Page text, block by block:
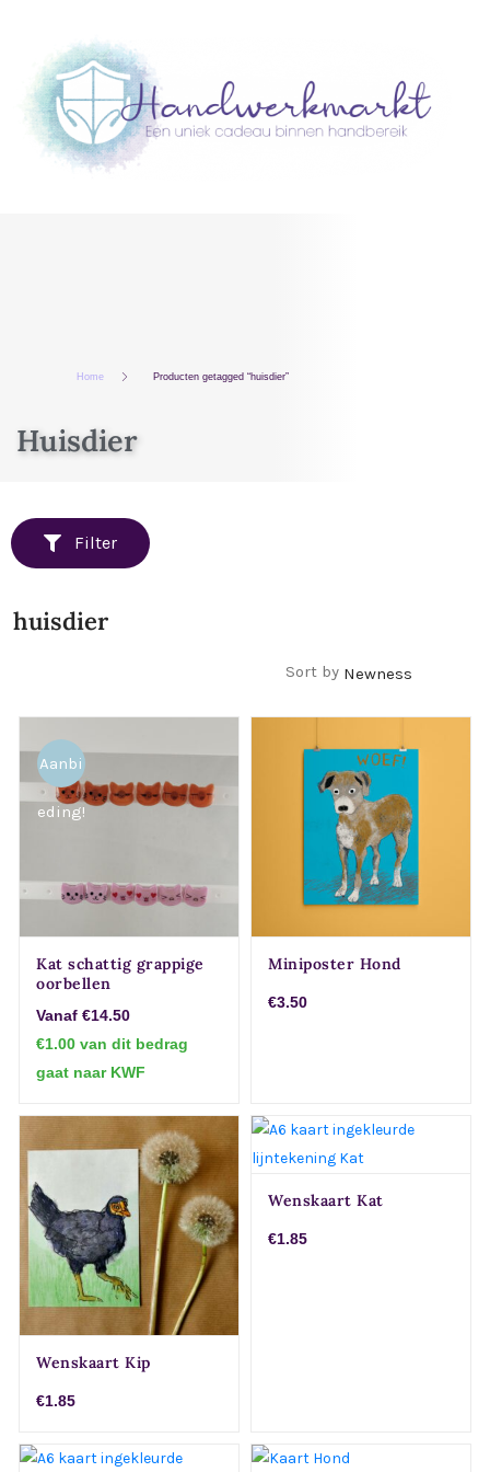
Home Producten getagged “huisdier”
Huisdier
Filter
huisdier
Sort by
Aanbi
eding!
Kat schattig grappige
oorbellen
Vanaf €14.50
€1.00 van dit bedrag
gaat naar KWF
Miniposter Hond
€3.50
Wenskaart Kip
€1.85
Wenskaart Kat
€1.85